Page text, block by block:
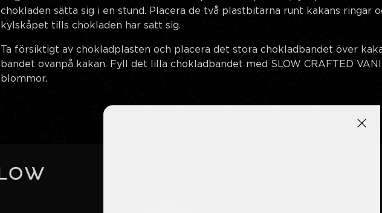
chokladen sätta sig i en stund. Placera de två plastbitarna runt kakans ringar
kylskåpet tills chokladen har satt sig.
Ta försiktigt av chokladplasten och placera det stora chokladbandet över
bandet ovanpå kakan. Fyll det lilla chokladbandet med SLOW CRAFTED
blommor.